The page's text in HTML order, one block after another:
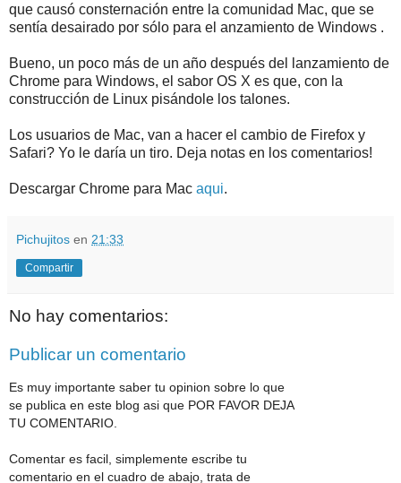
que causó consternación entre la comunidad Mac, que se
sentía desairado por sólo para el anzamiento de Windows .
Bueno, un poco más de un año después del lanzamiento de
Chrome para Windows, el sabor OS X es que, con la
construcción de Linux pisándole los talones.
Los usuarios de Mac, van a hacer el cambio de Firefox y
Safari? Yo le daría un tiro. Deja notas en los comentarios!
Descargar Chrome para Mac aqui.
Pichujitos en 21:33
Compartir
No hay comentarios:
Publicar un comentario
Es muy importante saber tu opinion sobre lo que
se publica en este blog asi que POR FAVOR DEJA
TU COMENTARIO.
Comentar es facil, simplemente escribe tu
comentario en el cuadro de abajo, trata de